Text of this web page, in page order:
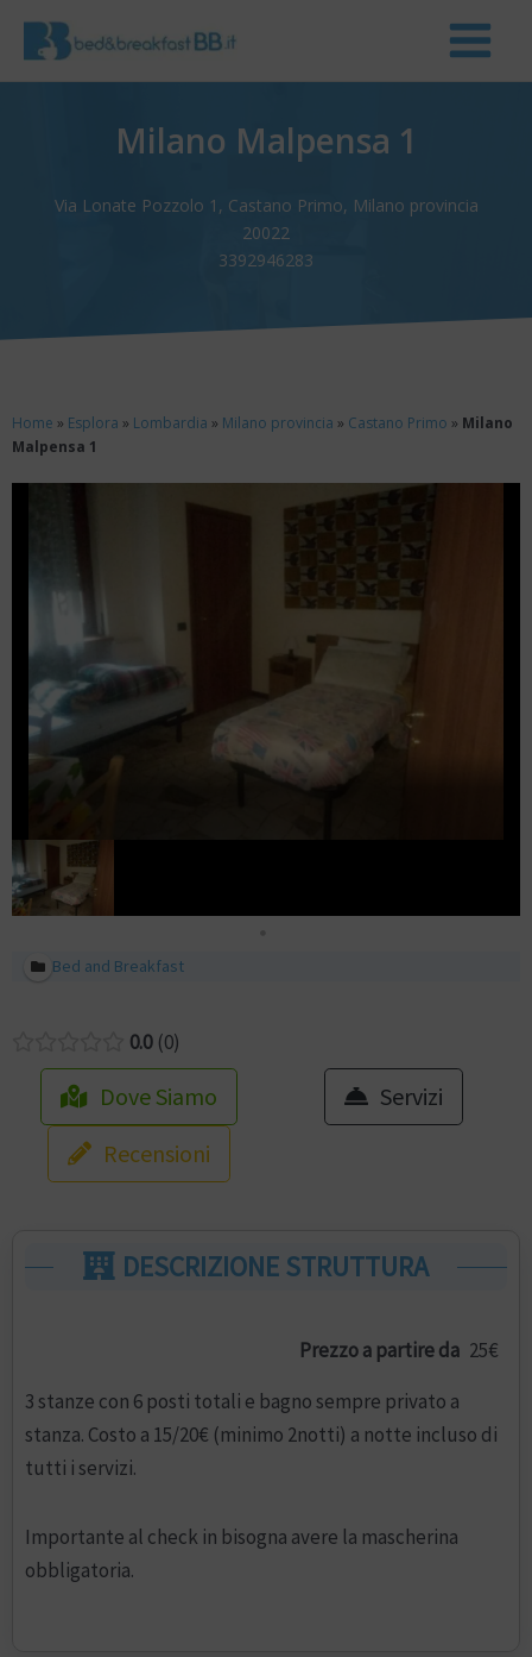
Milano Malpensa 1
Via Lonate Pozzolo 1, Castano Primo, Milano provincia
20022
3392946283
Home » Esplora » Lombardia » Milano provincia » Castano Primo » Milano
Malpensa 1
Bed and Breakfast
0.0 0
Dove Siamo
Servizi
Recensioni
DESCRIZIONE STRUTTURA
Prezzo a partire da 25€
3 stanze con 6 posti totali e bagno sempre privato a
stanza. Costo a 15/20€ (minimo 2notti) a notte incluso di
tutti i servizi.
Importante al check in bisogna avere la mascherina
obbligatoria.